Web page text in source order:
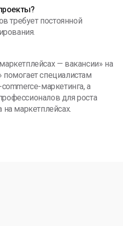
требует постоянной
— вакансии» на
специалистам
маркетинга, а
для роста
на маркетплейсах.